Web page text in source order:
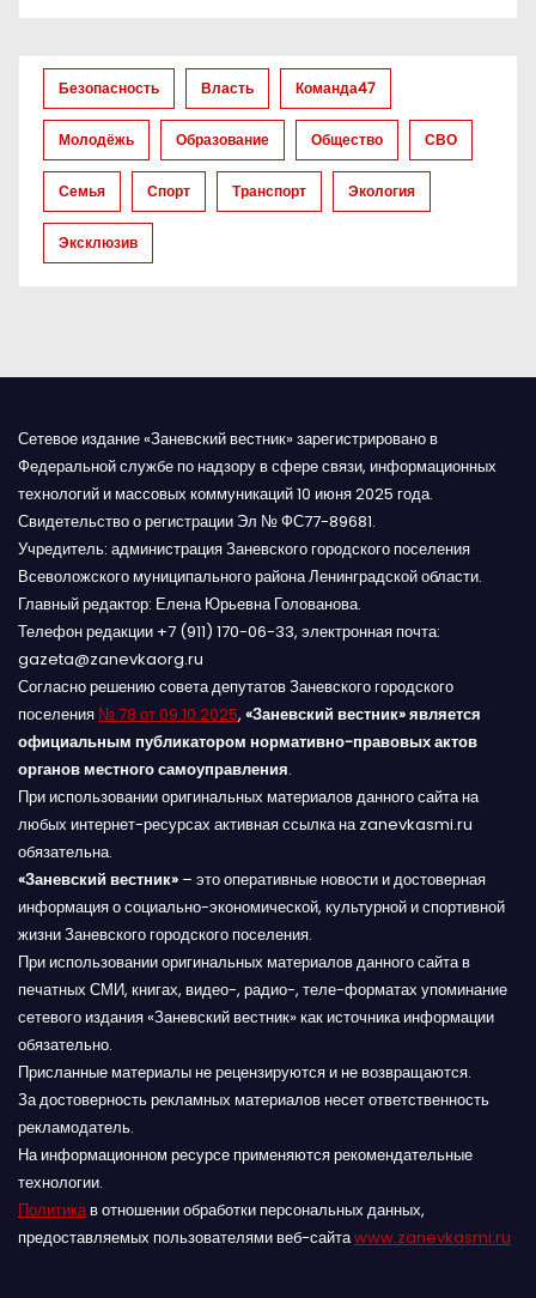
а
п
и
с
я
Безопасность Власть Команда47
Молодёжь Образование Общество СВО
Семья Спорт Транспорт Экология
Эксклюзив
Сетевое издание «Заневский вестник» зарегистрировано в
Федеральной службе по надзору в сфере связи, информационных
технологий и массовых коммуникаций 10 июня 2025 года.
Свидетельство о регистрации Эл № ФС77-89681.
Учредитель: администрация Заневского городского поселения
Всеволожского муниципального района Ленинградской области.
Главный редактор: Елена Юрьевна Голованова.
Телефон редакции +7 (911) 170-06-33, электронная почта:
gazeta@zanevkaorg.ru
Согласно решению совета депутатов Заневского городского
поселения № 78 от 09.10.2025, «Заневский вестник» является
официальным публикатором нормативно-правовых актов
органов местного самоуправления.
При использовании оригинальных материалов данного сайта на
любых интернет-ресурсах активная ссылка на zanevkasmi.ru
обязательна.
«Заневский вестник» – это оперативные новости и достоверная
информация о социально-экономической, культурной и спортивной
жизни Заневского городского поселения.
При использовании оригинальных материалов данного сайта в
печатных СМИ, книгах, видео-, радио-, теле-форматах упоминание
сетевого издания «Заневский вестник» как источника информации
обязательно.
Присланные материалы не рецензируются и не возвращаются.
За достоверность рекламных материалов несет ответственность
рекламодатель.
На информационном ресурсе применяются рекомендательные
технологии.
Политикав отношении обработки персональных данных,
предоставляемых пользователями веб-сайтаwww.zanevkasmi.ru